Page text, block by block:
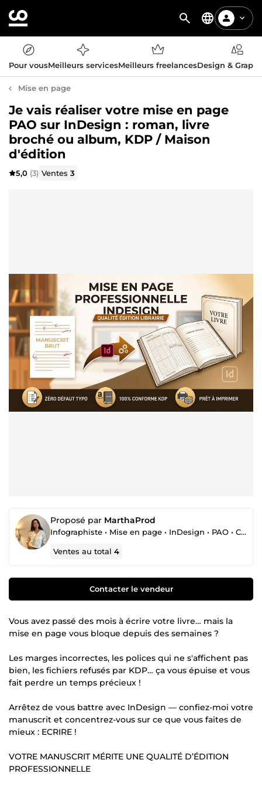
Pour vousMeilleurs servicesMeilleurs freelancesDesign &
Mise en page
Je vais réaliser votre mise en page
PAO sur InDesign : roman, livre
broché ou album, KDP / Maison
d'édition
5,0 (3) Ventes3
Proposé par MarthaProd
Infographiste • Mise en page • InDesign • PAO • Couverture • Logo • Flyers • KDP • Maquettiste
Ventes au total4
Contacter le vendeur
Vous avez passé des mois à écrire votre livre… mais la
mise en page vous bloque depuis des semaines ?
Les marges incorrectes, les polices qui ne s'affichent pas
bien, les fichiers refusés par KDP… ça vous épuise et vous
fait perdre un temps précieux !
Arrêtez de vous battre avec InDesign — confiez-moi votre
manuscrit et concentrez-vous sur ce que vous faites de
mieux : ECRIRE !
VOTRE MANUSCRIT MÉRITE UNE QUALITÉ D’ÉDITION
PROFESSIONNELLE